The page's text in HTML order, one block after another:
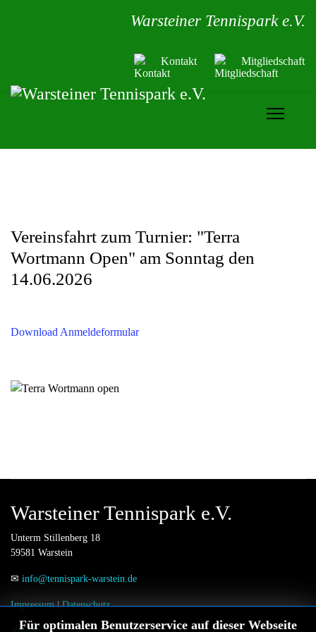
Warsteiner Tennispark e.V.
Kontakt Mitgliedschaft
Vereinsfahrt zum Turnier: "Terra
Wortmann Open" am Sonntag den
14.06.2026
Download Anmeldeformular
Für optimalen Benutzerservice auf dieser Webseite
Warsteiner Tennispark e.V.
Unterm Stillenberg 18
59581 Warstein
✉ info@tennispark-warstein.de
Impressum|Datenschutz